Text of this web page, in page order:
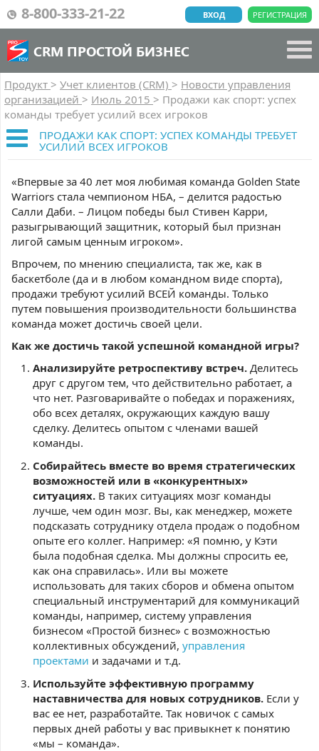
8-800-333-21-22 РЕГИСТРАЦИЯ
ВХОД
CRM ПРОСТОЙ БИЗНЕС
Продукт > Учет клиентов (CRM) > Новости управления
организацией > Июль 2015 > Продажи как спорт: успех
команды требует усилий всех игроков
ПРОДАЖИ КАК СПОРТ: УСПЕХ КОМАНДЫ ТРЕБУЕТ
УСИЛИЙ ВСЕХ ИГРОКОВ
«Впервые за 40 лет моя любимая команда Golden State
Warriors стала чемпионом НБА, – делится радостью
Салли Даби. – Лицом победы был Стивен Карри,
разыгрывающий защитник, который был признан
лигой самым ценным игроком».
Впрочем, по мнению специалиста, так же, как в
баскетболе (да и в любом командном виде спорта),
продажи требуют усилий ВСЕЙ команды. Только
путем повышения производительности большинства
команда может достичь своей цели.
Как же достичь такой успешной командной игры?
Анализируйте ретроспективу встреч. Делитесь
друг с другом тем, что действительно работает, а
что нет. Разговаривайте о победах и поражениях,
обо всех деталях, окружающих каждую вашу
сделку. Делитесь опытом с членами вашей
команды.
Собирайтесь вместе во время стратегических
возможностей или в «конкурентных»
ситуациях. В таких ситуациях мозг команды
лучше, чем один мозг. Вы, как менеджер, можете
подсказать сотруднику отдела продаж о подобном
опыте его коллег. Например: «Я помню, у Кэти
была подобная сделка. Мы должны спросить ее,
как она справилась». Или вы можете
использовать для таких сборов и обмена опытом
специальный инструментарий для коммуникаций
команды, например, систему управления
бизнесом «Простой бизнес» с возможностью
коллективных обсуждений, управления
проектами и задачами и т.д.
Используйте эффективную программу
наставничества для новых сотрудников. Если у
вас ее нет, разработайте. Так новичок с самых
первых дней работы у вас привыкнет к понятию
«мы – команда».